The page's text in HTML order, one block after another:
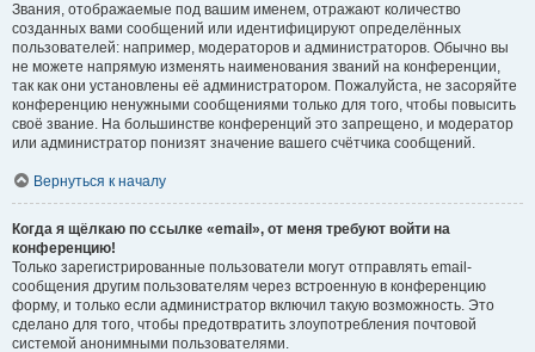
Звания, отображаемые под вашим именем, отражают количество
созданных вами сообщений или идентифицируют определённых
пользователей: например, модераторов и администраторов. Обычно вы
не можете напрямую изменять наименования званий на конференции,
так как они установлены её администратором. Пожалуйста, не засоряйте
конференцию ненужными сообщениями только для того, чтобы повысить
своё звание. На большинстве конференций это запрещено, и модератор
или администратор понизят значение вашего счётчика сообщений.
Вернуться к началу
Когда я щёлкаю по ссылке «email», от меня требуют войти на
конференцию!
Только зарегистрированные пользователи могут отправлять email-
сообщения другим пользователям через встроенную в конференцию
форму, и только если администратор включил такую возможность. Это
сделано для того, чтобы предотвратить злоупотребления почтовой
системой анонимными пользователями.